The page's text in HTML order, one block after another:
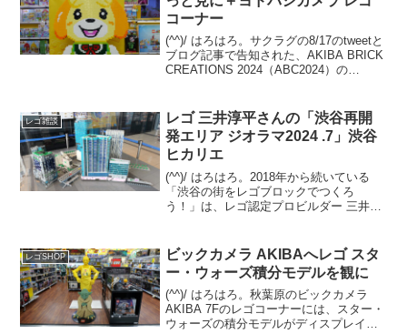
コーナー
(^^)/ はろはろ。サクラグの8/17のtweetと
ブログ記事で告知された、AKIBA BRICK
CREATIONS 2024（ABC2024）の
す。とゆー...
レゴ雑談
レゴ 三井淳平さんの「渋谷再開
発エリア ジオラマ2024 .7」渋谷
ヒカリエ
(^^)/ はろはろ。2018年から続いている
「渋谷の街をレゴブロックでつくろ
う！」は、レゴ認定プロビルダー 三井淳
リニューアルし続けています。2024/7...
レゴSHOP
ビックカメラ AKIBAへレゴ スタ
ー・ウォーズ積分モデルを観に
(^^)/ はろはろ。秋葉原のビックカメラ
AKIBA 7Fのレゴコーナーには、スター・
ウォーズの積分モデルがディスプレイさ